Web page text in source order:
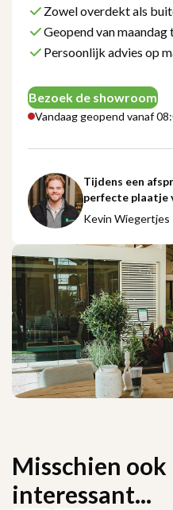
Zowel overdekt als
Geopend van
Persoonlijk advies op
Bezoek de showroom
Vandaag geopend vanaf
Tijdens een
perfecte plaatje
Kevin Wiegertjes
Misschien ook
interessant...